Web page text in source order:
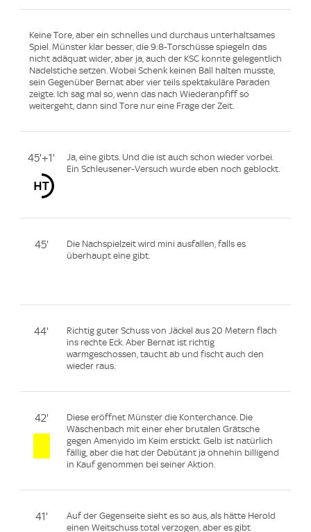
Keine Tore, aber ein schnelles und durchaus unterhaltsames
Spiel. Münster klar besser, die 9:8-Torschüsse spiegeln das
nicht adäquat wider, aber ja, auch der KSC konnte gelegentlich
Nadelstiche setzen. Wobei Schenk keinen Ball halten musste,
sein Gegenüber Bernat aber vier teils spektakuläre Paraden
zeigte. Ich sag mal so, wenn das nach Wiederanpfiff so
weitergeht, dann sind Tore nur eine Frage der Zeit.
45'+1'
Ja, eine gibts. Und die ist auch schon wieder vorbei.
Ein Schleusener-Versuch wurde eben noch geblockt.
45'
Die Nachspielzeit wird mini ausfallen, falls es
überhaupt eine gibt.
44'
Richtig guter Schuss von Jäckel aus 20 Metern flach
ins rechte Eck. Aber Bernat ist richtig
warmgeschossen, taucht ab und fischt auch den
wieder raus.
42'
Diese eröffnet Münster die Konterchance. Die
Wäschenbach mit einer eher brutalen Grätsche
gegen Amenyido im Keim erstickt. Gelb ist natürlich
fällig, aber die hat der Debütant ja ohnehin billigend
in Kauf genommen bei seiner Aktion.
41'
Auf der Gegenseite sieht es so aus, als hätte Herold
einen Weitschuss total verzogen, aber es gibt